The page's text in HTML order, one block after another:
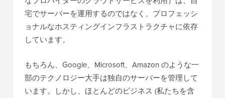
宅でサーバーを運用するのではなく、プロフェッシ
ョナルなホスティングインフラストラクチャに依存
しています。
もちろん、Google、Microsoft、Amazon のような一
部のテクノロジー大手は独自のサーバーを管理して
います。しかし、ほとんどのビジネス (私たちを含